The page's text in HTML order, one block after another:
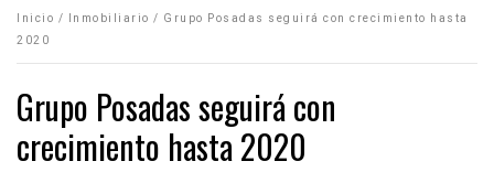
Inicio / Inmobiliario / Grupo Posadas seguirá con crecimiento hasta
2020
Grupo Posadas seguirá con
crecimiento hasta 2020